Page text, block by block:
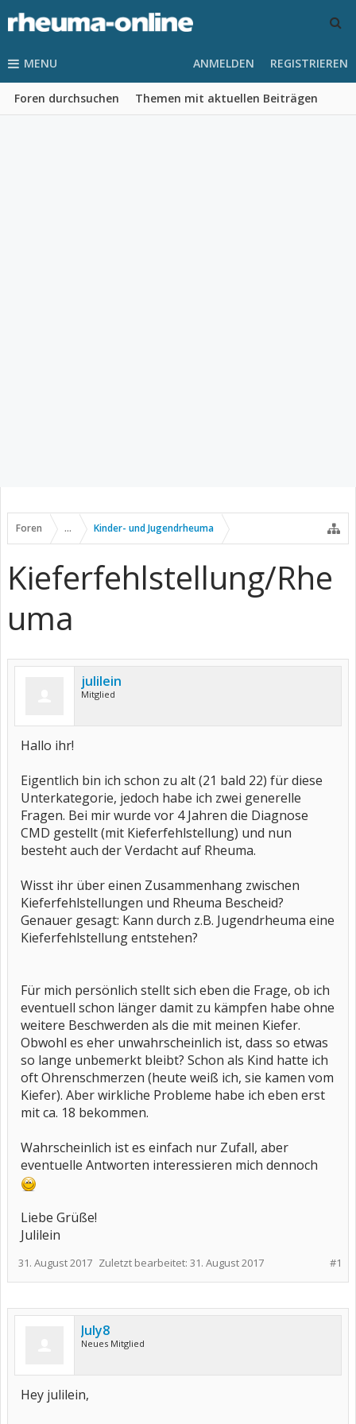
MENU
Foren durchsuchen Themen mit aktuellen Beiträgen
ANMELDEN REGISTRIEREN
Foren ... Kinder- und Jugendrheuma
Kieferfehlstellung/Rhe
uma
julilein
Mitglied
Hallo ihr!
Eigentlich bin ich schon zu alt (21 bald 22) für diese
Unterkategorie, jedoch habe ich zwei generelle
Fragen. Bei mir wurde vor 4 Jahren die Diagnose
CMD gestellt (mit Kieferfehlstellung) und nun
besteht auch der Verdacht auf Rheuma.
Wisst ihr über einen Zusammenhang zwischen
Kieferfehlstellungen und Rheuma Bescheid?
Genauer gesagt: Kann durch z.B. Jugendrheuma eine
Kieferfehlstellung entstehen?
Für mich persönlich stellt sich eben die Frage, ob ich
eventuell schon länger damit zu kämpfen habe ohne
weitere Beschwerden als die mit meinen Kiefer.
Obwohl es eher unwahrscheinlich ist, dass so etwas
so lange unbemerkt bleibt? Schon als Kind hatte ich
oft Ohrenschmerzen (heute weiß ich, sie kamen vom
Kiefer). Aber wirkliche Probleme habe ich eben erst
mit ca. 18 bekommen.
Wahrscheinlich ist es einfach nur Zufall, aber
eventuelle Antworten interessieren mich dennoch
Liebe Grüße!
Julilein
#1
31. August 2017 Zuletzt bearbeitet: 31. August 2017
July8
Neues Mitglied
Hey julilein,